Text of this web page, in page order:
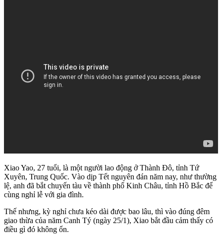
Xiao Yao, 27 tuổi, là một người lao động ở Thành Đô, tỉnh Tứ
Xuyên, Trung Quốc. Vào dịp Tết nguyên đán năm nay, như thường
lệ, anh đã bắt chuyến tàu về thành phố Kinh Châu, tỉnh Hồ Bắc để
cùng nghỉ lễ với gia đình.
Thế nhưng, kỳ nghỉ chưa kéo dài được bao lâu, thì vào đúng đêm
giao thừa của năm Canh Tý (ngày 25/1), Xiao bắt đầu cảm thấy có
điều gì đó không ổn.